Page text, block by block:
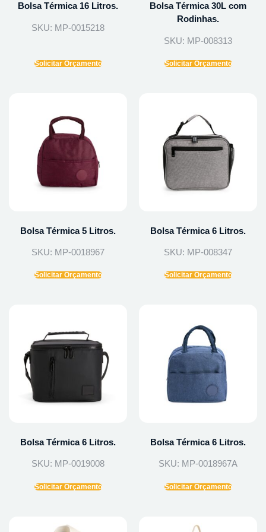
Bolsa Térmica 16 Litros.
SKU: MP-0015218
Solicitar Orçamento
Bolsa Térmica 30L com
Rodinhas.
SKU: MP-008313
Solicitar Orçamento
Bolsa Térmica 5 Litros.
SKU: MP-0018967
Solicitar Orçamento
Bolsa Térmica 6 Litros.
SKU: MP-008347
Solicitar Orçamento
Bolsa Térmica 6 Litros.
SKU: MP-0019008
Solicitar Orçamento
Bolsa Térmica 6 Litros.
SKU: MP-0018967A
Solicitar Orçamento